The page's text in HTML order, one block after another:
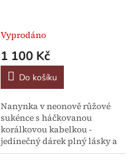
Vyprodáno
1 100 Kč
Do košíku
Nanynka v neonově růžové
sukénce s háčkovanou
korálkovou kabelkou -
jedinečný dárek plný lásky a
originality